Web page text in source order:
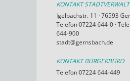
KONTAKT
Igelbachstr. 11 · 76593
Telefon 07224 644-0 ·
644-900
stadt@gernsbach.de
KONTAKT BÜRGERBÜRO
Telefon 07224 644-449